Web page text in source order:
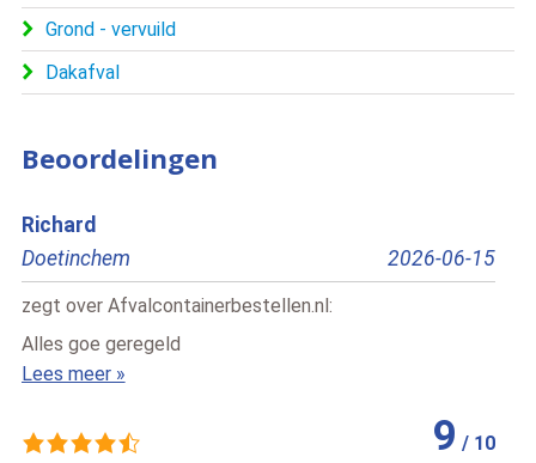
Grond - vervuild
Dakafval
Beoordelingen
2026-06-15
9/10
zegt overAfvalcontainerbestellen.nl
Echt een geweldig bedrijf! De